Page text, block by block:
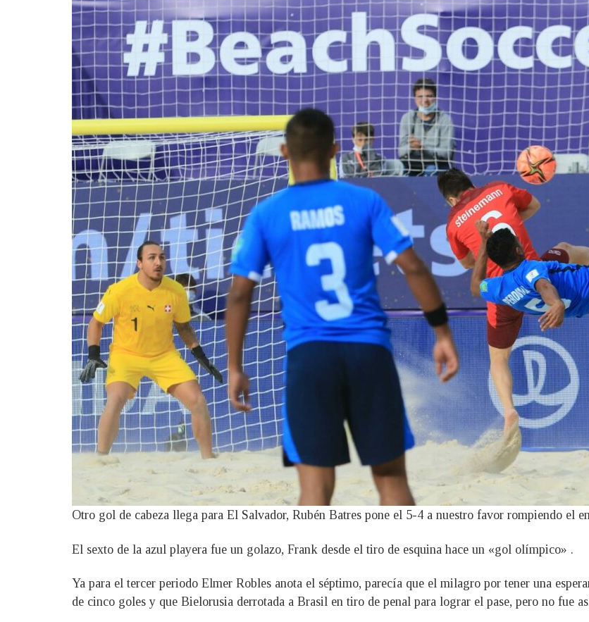
Otro gol de cabeza llega para El Salvador, Rubén Batres pone el 5-4 a nuestro favor rompiendo el
El sexto de la azul playera fue un golazo, Frank desde el tiro de esquina hace un «gol olímpico» .
Ya para el tercer periodo Elmer Robles anota el séptimo, parecía que el milagro por tener una
de cinco goles y que Bielorusia derrotada a Brasil en tiro de penal para lograr el pase, pero no fue